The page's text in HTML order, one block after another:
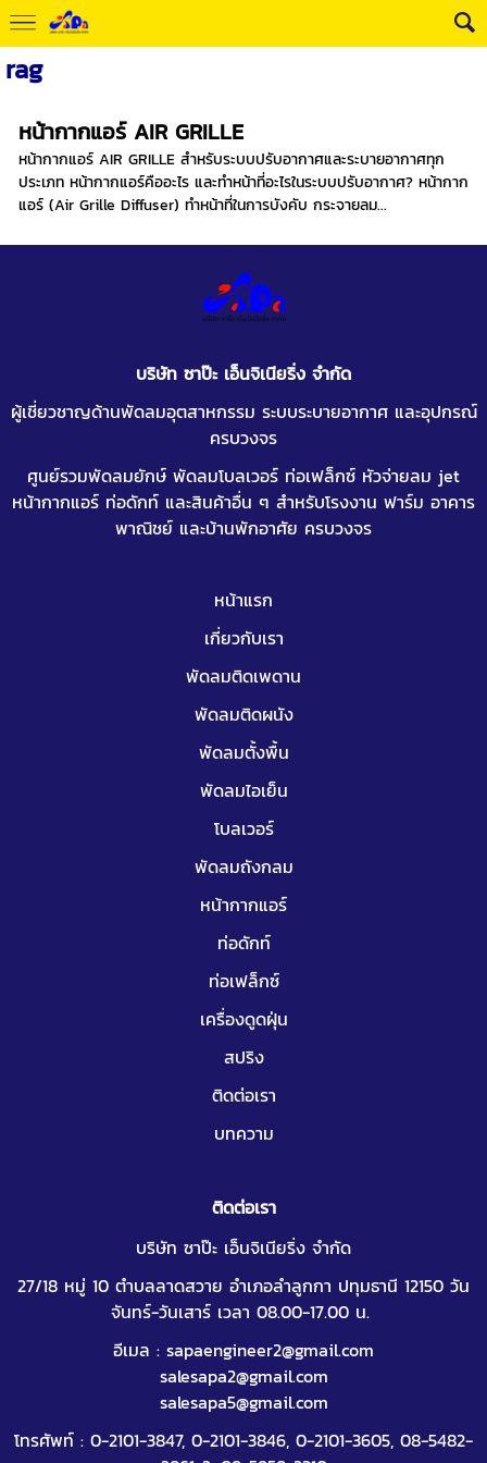
rag
หน้ากากแอร์ AIR GRILLE
หน้ากากแอร์ AIR GRILLE สำหรับระบบปรับอากาศและระบายอากาศทุก
ประเภท หน้ากากแอร์คืออะไร และทำหน้าที่อะไรในระบบปรับอากาศ? หน้ากาก
แอร์ (Air Grille Diffuser) ทำหน้าที่ในการบังคับ กระจายลม...
บริษัท ซาป๊ะ เอ็นจิเนียริ่ง จำกัด
ผู้เชี่ยวชาญด้านพัดลมอุตสาหกรรม ระบบระบายอากาศ และอุปกรณ์
ครบวงจร
ศูนย์รวมพัดลมยักษ์ พัดลมโบลเวอร์ ท่อเฟล็กซ์ หัวจ่ายลม jet
หน้ากากแอร์ ท่อดักท์ และสินค้าอื่น ๆ สำหรับโรงงาน ฟาร์ม อาคาร
พาณิชย์ และบ้านพักอาศัย ครบวงจร
หน้าแรก
เกี่ยวกับเรา
พัดลมติดเพดาน
พัดลมติดผนัง
พัดลมตั้งพื้น
พัดลมไอเย็น
โบลเวอร์
พัดลมถังกลม
หน้ากากแอร์
ท่อดักท์
ท่อเฟล็กซ์
เครื่องดูดฝุ่น
สปริง
ติดต่อเรา
บทความ
ติดต่อเรา
บริษัท ซาป๊ะ เอ็นจิเนียริ่ง จำกัด
27/18 หมู่ 10 ตำบลลาดสวาย อำเภอลำลูกกา ปทุมธานี 12150 วัน
จันทร์-วันเสาร์ เวลา 08.00-17.00 น.
อีเมล : sapaengineer2@gmail.com
salesapa2@gmail.com
salesapa5@gmail.com
โทรศัพท์ : 0-2101-3847, 0-2101-3846, 0-2101-3605, 08-5482-